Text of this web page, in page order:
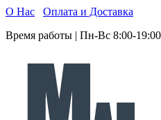
О Нас
Оплата и Доставка
Время работы | Пн-Вс 8:00-